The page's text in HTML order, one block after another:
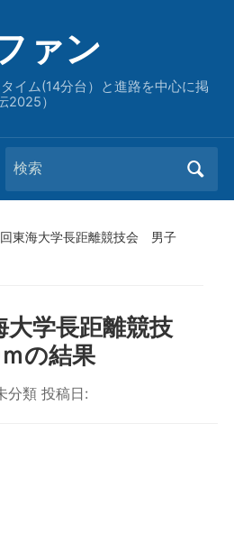
ァン
イム(14分台）と進路を中心に掲
）
Search
for:
回東海大学長距離競技会 男子
大学長距離競技
の結果
分類投稿日: